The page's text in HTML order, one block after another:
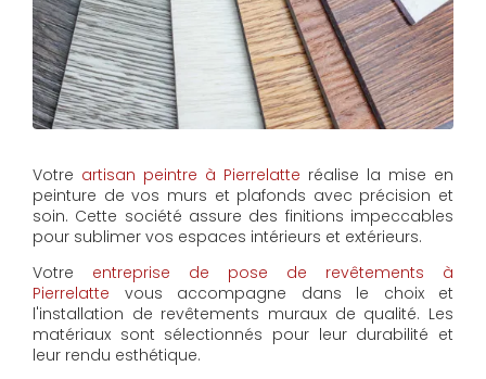
Votre artisan peintre à Pierrelatte réalise la mise en
peinture de vos murs et plafonds avec précision et
soin. Cette société assure des finitions impeccables
pour sublimer vos espaces intérieurs et extérieurs.
Votre entreprise de pose de revêtements à
Pierrelatte vous accompagne dans le choix et
l'installation de revêtements muraux de qualité. Les
matériaux sont sélectionnés pour leur durabilité et
leur rendu esthétique.